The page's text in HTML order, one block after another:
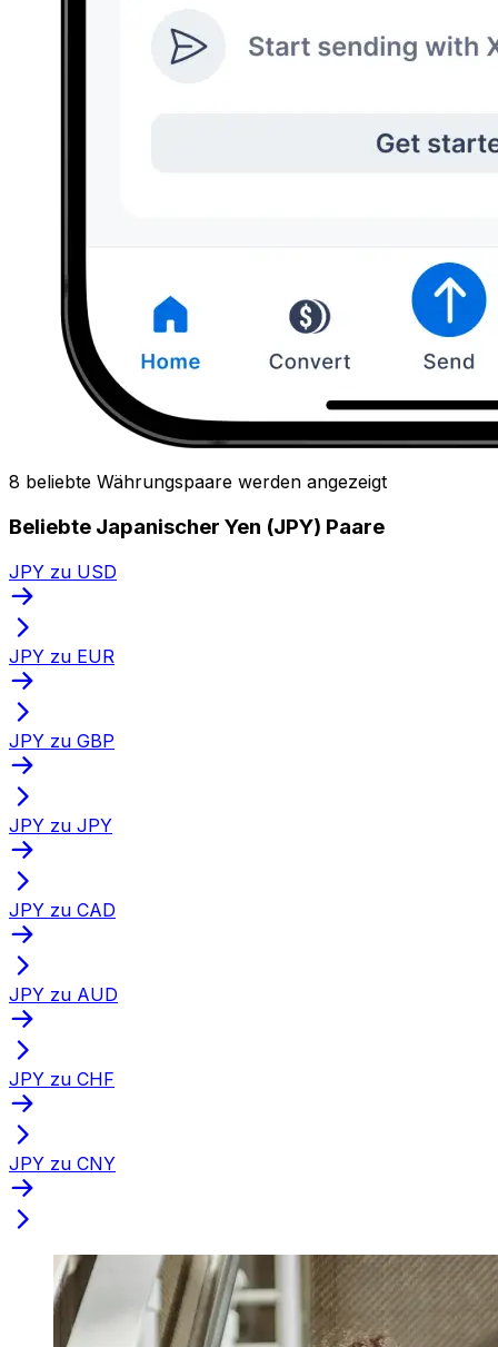
8 beliebte Währungspaare werden angezeigt
Beliebte Japanischer Yen (JPY) Paare
JPY zu USD
JPY zu EUR
JPY zu GBP
JPY zu JPY
JPY zu CAD
JPY zu AUD
JPY zu CHF
JPY zu CNY